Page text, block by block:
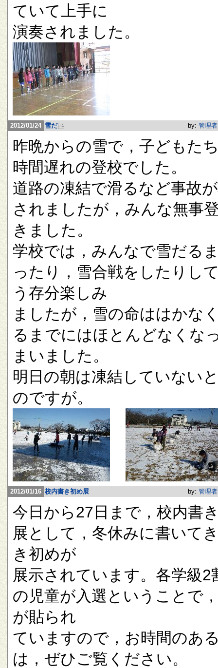
ていて上手に
演奏されました。
2012/01/24 雪だ by: 管理者
昨晩からの雪で，子どもた
時間遅れの登校でした。
道路の凍結で滑るなど事故
されましたが，みんな無事
きました。
学校では，みんなで雪だる
ったり，雪合戦をしたりし
う存分楽しみ
ましたが，雪の命ははかな
るまでにはほとんどなくな
まいました。
明日の朝は凍結していない
のですが。
2012/01/16 校内書き初め展 by: 管理者
今日から27日まで，校内書
展として，冬休みに書いて
き初めが
展示されています。各学級2
の児童が入選ということで
が貼られ
ていますので，お時間のあ
は，ぜひご覧ください。